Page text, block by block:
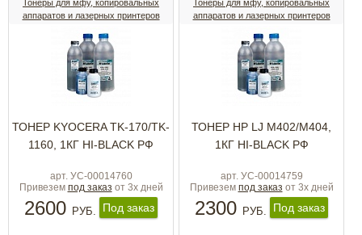
Тонеры для мфу, копировальных
аппаратов и лазерных принтеров
ТОНЕР KYOCERA TK-170/TK-
1160, 1КГ HI-BLACK РФ
арт. УС-00014760
Привезем под заказ от 3х дней
2600 РУБ. Под заказ
Тонеры для мфу, копировальных
аппаратов и лазерных принтеров
ТОНЕР HP LJ M402/M404,
1КГ HI-BLACK РФ
арт. УС-00014759
Привезем под заказ от 3х дней
2300 РУБ. Под заказ